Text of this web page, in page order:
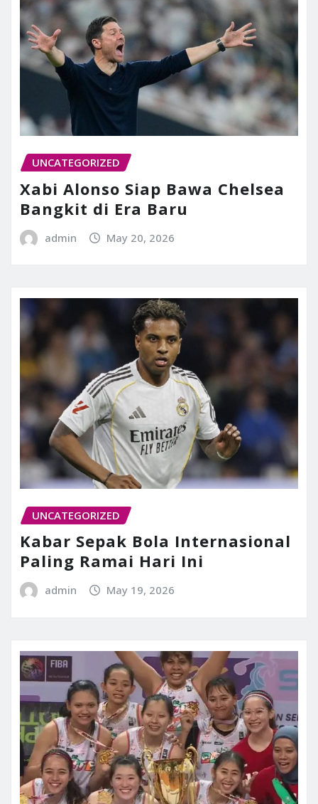
UNCATEGORIZED
Xabi Alonso Siap Bawa Chelsea
Bangkit di Era Baru
admin May 20, 2026
UNCATEGORIZED
Kabar Sepak Bola Internasional
Paling Ramai Hari Ini
admin May 19, 2026